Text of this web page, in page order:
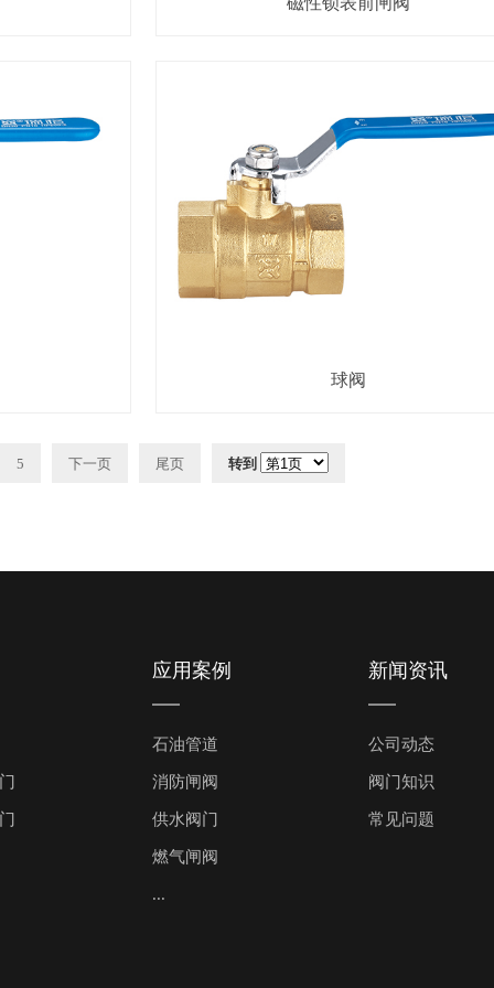
球阀
5 下一页 尾页 转到
应用案例
石油管道
消防闸阀
供水阀门
燃气闸阀
...
新闻资讯
公司动态
阀门知识
常见问题